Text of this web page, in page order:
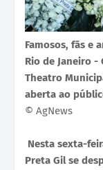
Famosos, fãs e
Rio de Janeiro -
Theatro
aberta ao
© AgNews
Nesta sexta-
Preta Gil se